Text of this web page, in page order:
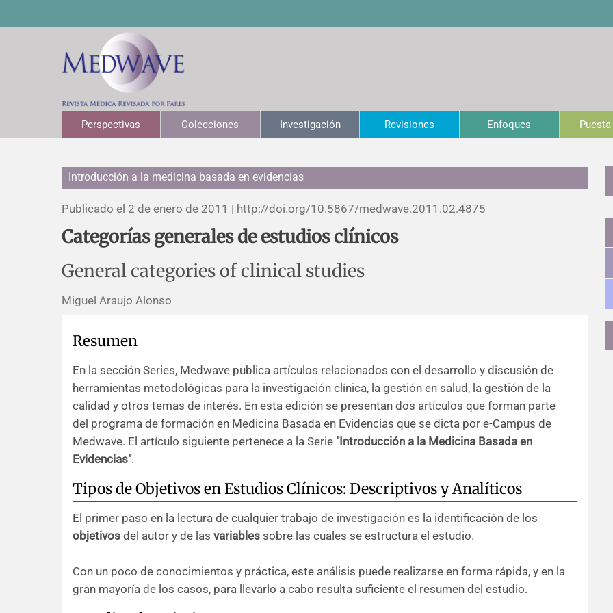
Perspectivas Colecciones Investigación Revisiones Enfoques
Introducción a la medicina basada en evidencias
Publicado el 2 de enero de 2011 | http://doi.org/10.5867/medwave.2011.02.4875
Categorías generales de estudios clínicos
General categories of clinical studies
Miguel Araujo Alonso
Resumen
En la sección Series, Medwave publica artículos relacionados con el desarrollo y discusión de
herramientas metodológicas para la investigación clínica, la gestión en salud, la gestión de la
calidad y otros temas de interés. En esta edición se presentan dos artículos que forman parte
del programa de formación en Medicina Basada en Evidencias que se dicta por e-Campus de
Medwave. El artículo siguiente pertenece a la Serie "Introducción a la Medicina Basada en
Evidencias".
Tipos de Objetivos en Estudios Clínicos: Descriptivos y Analíticos
El primer paso en la lectura de cualquier trabajo de investigación es la identificación de los
objetivosdel autor y de las variablessobre las cuales se estructura el estudio.
Con un poco de conocimientos y práctica, este análisis puede realizarse en forma rápida, y en la
gran mayoría de los casos, para llevarlo a cabo resulta suficiente el resumen del estudio.